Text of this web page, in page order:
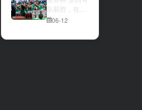
还是波黑上演
逆袭好戏？让
我们拭目以
而空
队获胜，在首
场比赛中击败
06-12